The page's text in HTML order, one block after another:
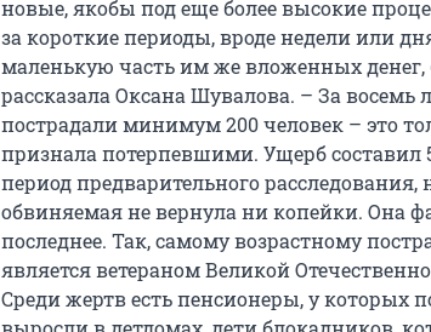
новые, якобы под еще более высокие
за короткие периоды, вроде недели или
маленькую часть им же вложенных денег,
рассказала Оксана Шувалова. – За восемь
пострадали минимум 200 человек – это
признала потерпевшими. Ущерб составил
период предварительного расследования,
обвиняемая не вернула ни копейки. Она
последнее. Так, самому возрастному
является ветераном Великой
Среди жертв есть пенсионеры, у которых